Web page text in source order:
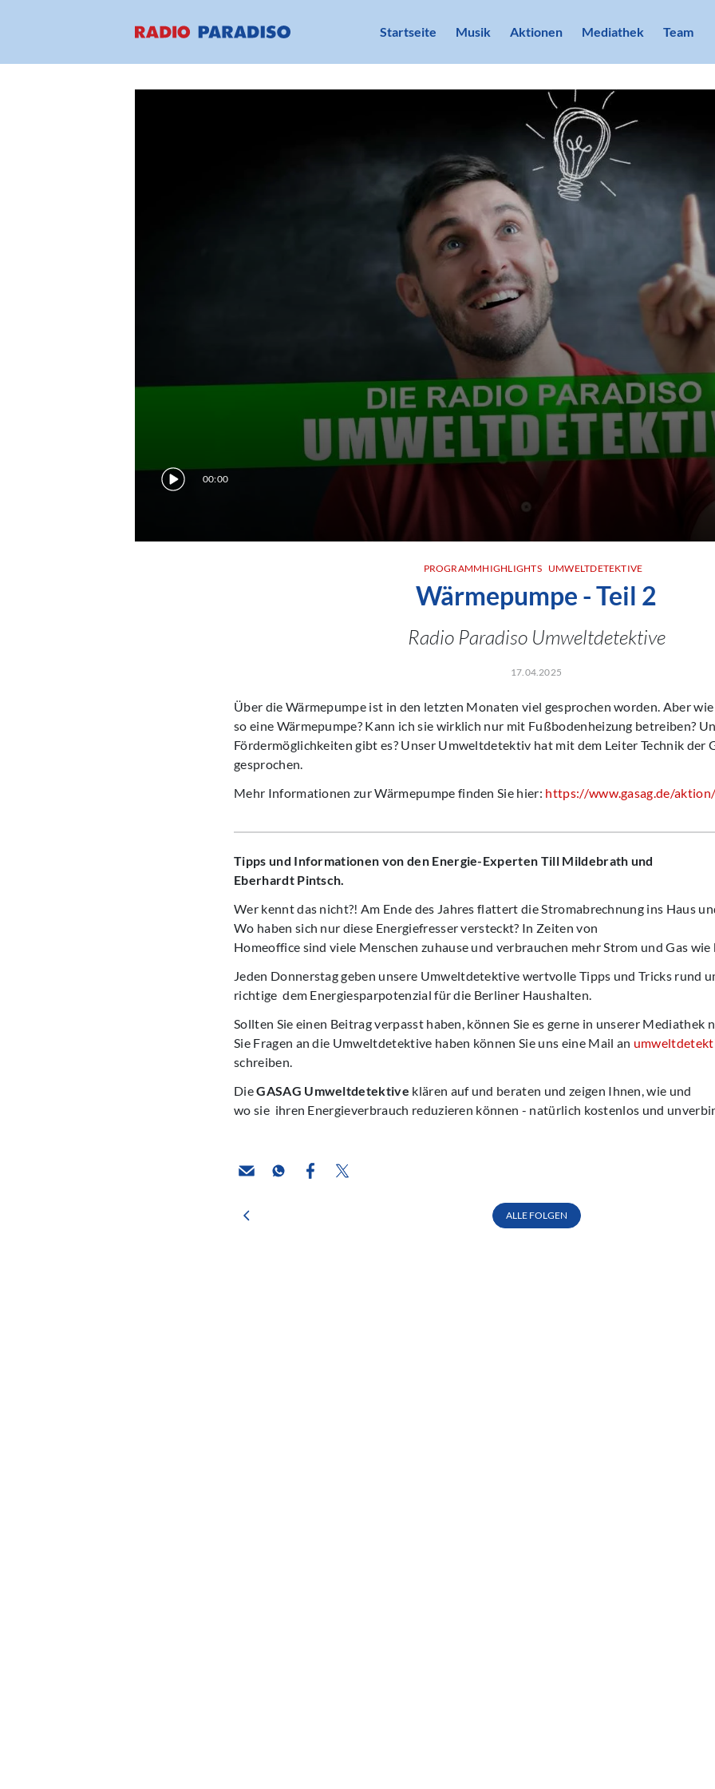
Startseite Musik Aktionen Mediathek Team
00:00
PROGRAMMHIGHLIGHTS UMWELTDETEKTIVE
Wärmepumpe - Teil 2
Radio Paradiso Umweltdetektive
17.04.2025
Über die Wärmepumpe ist in den letzten Monaten viel gesprochen worden. Aber
so eine Wärmepumpe? Kann ich sie wirklich nur mit Fußbodenheizung betreiben?
Fördermöglichkeiten gibt es? Unser Umweltdetektiv hat mit dem Leiter Technik der
gesprochen.
Mehr Informationen zur Wärmepumpe finden Sie hier: https://www.gasag.de/
Tipps und Informationen von den Energie-Experten Till Mildebrath und
Eberhardt Pintsch.
Wer kennt das nicht?! Am Ende des Jahres flattert die Stromabrechnung ins Haus
Wo haben sich nur diese Energiefresser versteckt? In Zeiten von
Homeoffice sind viele Menschen zuhause und verbrauchen mehr Strom und Gas wie
Jeden Donnerstag geben unsere Umweltdetektive wertvolle Tipps und Tricks rund
richtige dem Energiesparpotenzial für die Berliner Haushalten.
Sollten Sie einen Beitrag verpasst haben, können Sie es gerne in unserer Mediathek
Sie Fragen an die Umweltdetektive haben können Sie uns eine Mail an
schreiben.
DieGASAG Umweltdetektive klären auf und beraten und zeigen Ihnen, wie und
wo sie ihren Energieverbrauch reduzieren können - natürlich kostenlos und
ALLE FOLGEN